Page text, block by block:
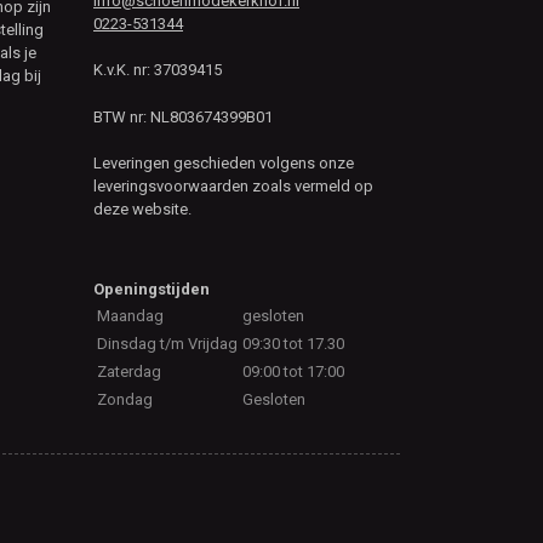
zijn
je
bij
0223-531344
K.v.K. nr: 37039415
BTW nr: NL803674399B01
Leveringen geschieden volgens onze
leveringsvoorwaarden zoals vermeld op
deze website.
Openingstijden
Maandag
gesloten
Dinsdag t/m Vrijdag 09:30 tot 17.30
Zaterdag
09:00 tot 17:00
Zondag
Gesloten